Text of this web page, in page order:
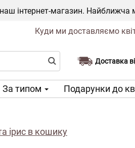
інтернет-магазин. Найближча
Куди ми доставляємо
Доставка
Виберіть
За типом Подарунки до
ірис в кошику